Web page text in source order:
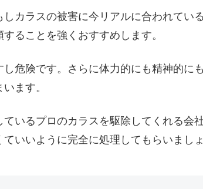
カラスの被害に今リアルに合われてい
ることを強くおすすめします。
危険です。さらに体力的にも精神的に
ます。
いるプロのカラスを駆除してくれる会
いいように完全に処理してもらいましょ